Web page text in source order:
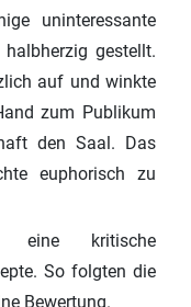
uninteressante
gestellt.
auf und winkte
zum Publikum
den Saal. Das
euphorisch zu
eine kritische
So folgten die
Bewertung.